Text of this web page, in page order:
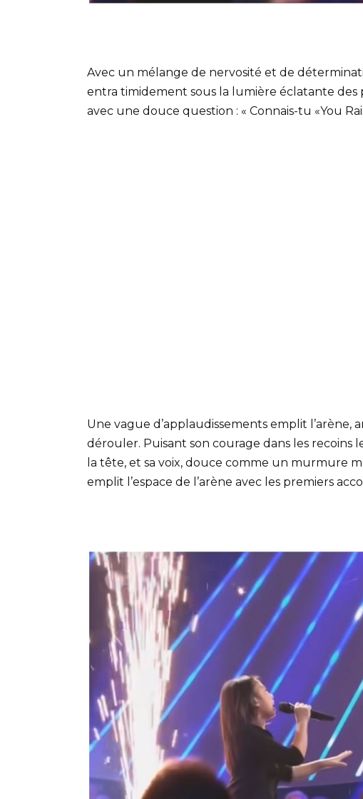
Avec un mélange de nervosité et de
entra timidement sous la lumière éclatante
avec une douce question : « Connais-tu «You
Une vague d’applaudissements emplit
dérouler. Puisant son courage dans les recoins
la tête, et sa voix, douce comme un murmure
emplit l’espace de l’arène avec les premiers